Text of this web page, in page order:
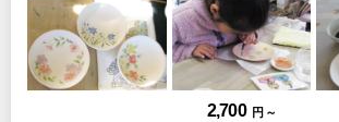
2,700 円 ～